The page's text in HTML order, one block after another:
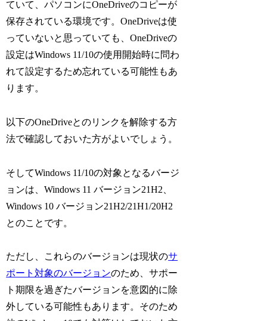
ていて、パソコンにOneDriveのコピーが
保存されている環境です。OneDriveは使
っていないと思っていても、OneDriveの
設定はWindows 11/10の使用開始時に問わ
れて設定するため忘れている可能性もあ
ります。
以下のOneDriveとのリンクを解除する方
法で確認しておいた方がよいでしょう。
そしてWindows 11/10の対象となるバージ
ョンは、Windows 11 バージョン21H2、
Windows 10 バージョン21H2/21H1/20H2
とのことです。
ただし、これらのバージョンは現状のサ
ポート対象のバージョンのため、サポー
ト期限を過ぎたバージョンを意図的に除
外している可能性もあります。そのため